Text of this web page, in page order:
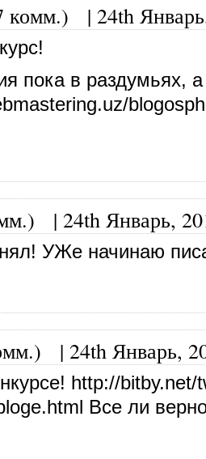
комм.) | 24th
пока в раздумьях,
| 24th Январь,
УЖе начинаю
| 24th Январь,
http://bitby.net/
Все ли